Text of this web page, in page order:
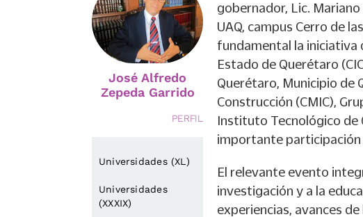
José Alfredo
Zepeda Garrido
PERFIL
Universidades (XL)
Universidades
(XXXIX)
gobernador, Lic. Mariano
UAQ, campus Cerro de
fundamental la iniciativa
Estado de Querétaro
Querétaro, Municipio de
Construcción (CMIC),
Instituto Tecnológico de
importante participación
El relevante evento
investigación y a la
experiencias, avances